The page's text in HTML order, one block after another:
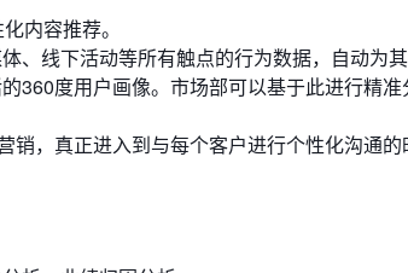
内容推荐。
、线下活动等所有触点的行为数据，自动为其
360度用户画像。市场部可以基于此进行精
销，真正进入到与每个客户进行个性化沟通